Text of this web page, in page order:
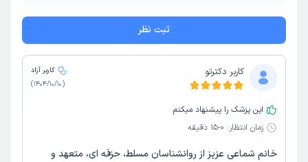
ثبت نظر
کاربر دکترتو
کاربر آزاد
(
1404/10/10
)
این پزشک را پیشنهاد میکنم
زمان انتظار: 0-15 دقیقه
خانم شماعی عزیز از روانشناسان مسلط، حزفه ای، متعهد و